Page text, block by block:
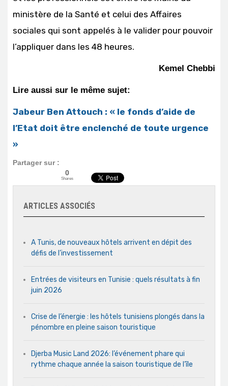
ministère de la Santé et celui des Affaires
sociales qui sont appelés à le valider pour pouvoir
l’appliquer dans les 48 heures.
Kemel Chebbi
Lire aussi sur le même sujet:
Jabeur Ben Attouch : « le fonds d’aide de
l’Etat doit être enclenché de toute urgence
»
Partager sur :
0
Shares
ARTICLES ASSOCIÉS
A Tunis, de nouveaux hôtels arrivent en dépit des
défis de l’investissement
Entrées de visiteurs en Tunisie : quels résultats à fin
juin 2026
Crise de l’énergie : les hôtels tunisiens plongés dans la
pénombre en pleine saison touristique
Djerba Music Land 2026: l’événement phare qui
rythme chaque année la saison touristique de l’île